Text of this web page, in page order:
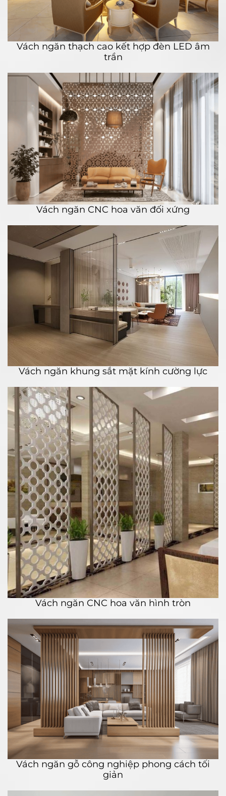
Vách ngăn thạch cao kết hợp đèn LED âm
trần
Vách ngăn CNC hoa văn đối xứng
Vách ngăn khung sắt mặt kính cường lực
Vách ngăn CNC hoa văn hình tròn
Vách ngăn gỗ công nghiệp phong cách tối
giản